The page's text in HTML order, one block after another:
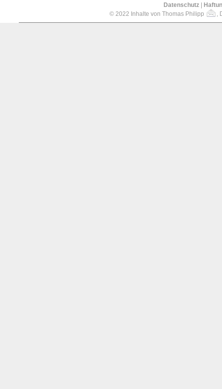
Datenschutz
© 2022 Inhalte von Thomas Philipp
,